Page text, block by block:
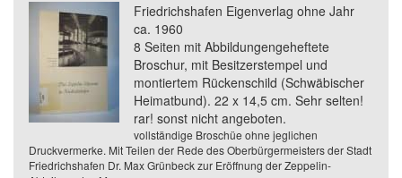
Friedrichshafen Eigenverlag ohne Jahr
ca. 1960
8 Seiten mit Abbildungengeheftete
Broschur, mit Besitzerstempel und
montiertem Rückenschild (Schwäbischer
Heimatbund). 22 x 14,5 cm. Sehr selten!
rar! sonst nicht angeboten.
vollständige Broschüe ohne jeglichen
Druckvermerke. Mit Teilen der Rede des Oberbürgermeisters der Stadt
Friedrichshafen Dr. Max Grünbeck zur Eröffnung der Zeppelin-